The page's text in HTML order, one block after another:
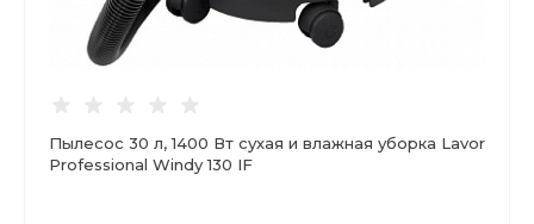
Пылесос 30 л, 1400 Вт сухая и влажная уборка Lavor
Professional Windy 130 IF